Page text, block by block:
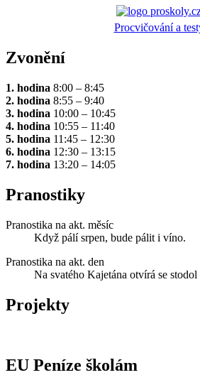
Procvičování a
Zvonění
1. hodina 8:00 – 8:45
2. hodina 8:55 – 9:40
3. hodina 10:00 – 10:45
4. hodina 10:55 – 11:40
5. hodina 11:45 – 12:30
6. hodina 12:30 – 13:15
7. hodina 13:20 – 14:05
Pranostiky
Pranostika na akt. měsíc
Když pálí srpen, bude pálit i víno.
Pranostika na akt. den
Na svatého Kajetána otvírá se stodol
Projekty
EU Peníze školám